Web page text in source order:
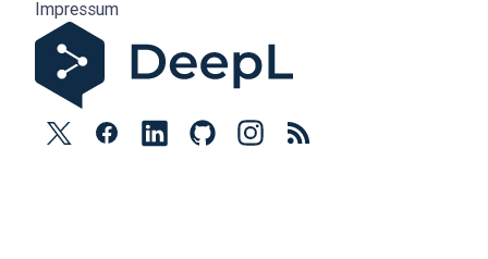
Impressum